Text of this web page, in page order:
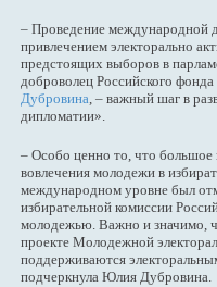
– Проведение международной
привлечением электорально
предстоящих выборов в
доброволец Российского
Дубровина, – важный шаг в
дипломатии».
– Особо ценно то, что большое
вовлечения молодежи в
международном уровне был
избирательной комиссии
молодежью. Важно и значимо,
проекте Молодежной
поддерживаются
подчеркнула Юлия Дубровина.